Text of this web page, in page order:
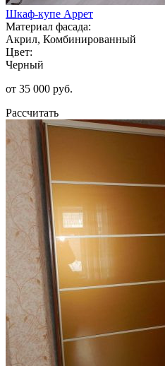
Шкаф-купе Аррет
Материал фасада:
Акрил, Комбинированный
Цвет:
Черный
от 35 000 руб.
Рассчитать